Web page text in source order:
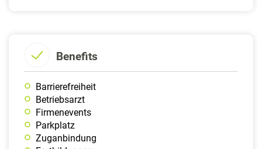
Benefits
Barrierefreiheit
Betriebsarzt
Firmenevents
Parkplatz
Zuganbindung